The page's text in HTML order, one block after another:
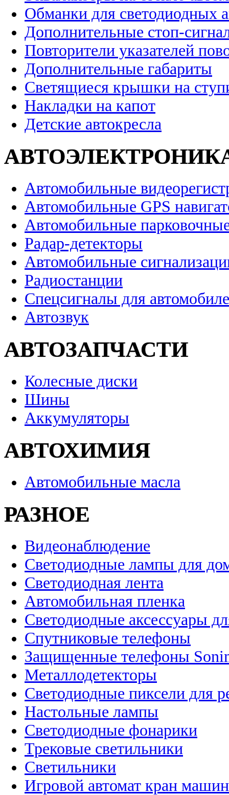
Обманки для светодиодных
Дополнительные стоп-
Повторители указателей
Дополнительные габариты
Светящиеся крышки на
Накладки на капот
Детские автокресла
Автомобильные
Автомобильные GPS
Автомобильные
Радар-детекторы
Автомобильные
Радиостанции
Спецсигналы для
Автозвук
АВТОЗАПЧАСТИ
Колесные диски
Шины
Аккумуляторы
АВТОХИМИЯ
Автомобильные масла
РАЗНОЕ
Видеонаблюдение
Светодиодные лампы для
Светодиодная лента
Автомобильная пленка
Светодиодные аксессуары
Спутниковые телефоны
Защищенные телефоны
Металлодетекторы
Светодиодные пиксели для
Настольные лампы
Светодиодные фонарики
Трековые светильники
Светильники
Игровой автомат кран